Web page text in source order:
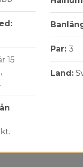
15
Par: 3
Land: